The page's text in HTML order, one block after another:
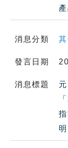
消息分類
發言日期
消息標題
明